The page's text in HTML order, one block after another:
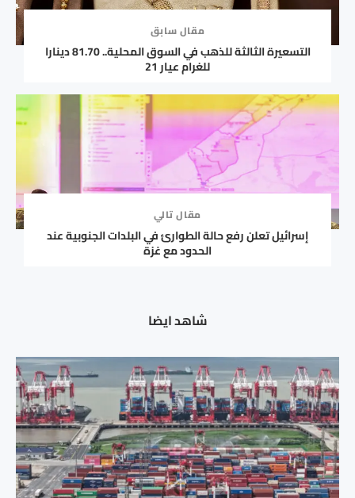
مقال سابق
التسعيرة الثالثة للذهب في السوق المحلية.. 81.70 دينارا
للغرام عيار 21
مقال تالي
إسرائيل تعلن رفع حالة الطوارئ في البلدات الجنوبية عند
الحدود مع غزة
شاهد ايضا